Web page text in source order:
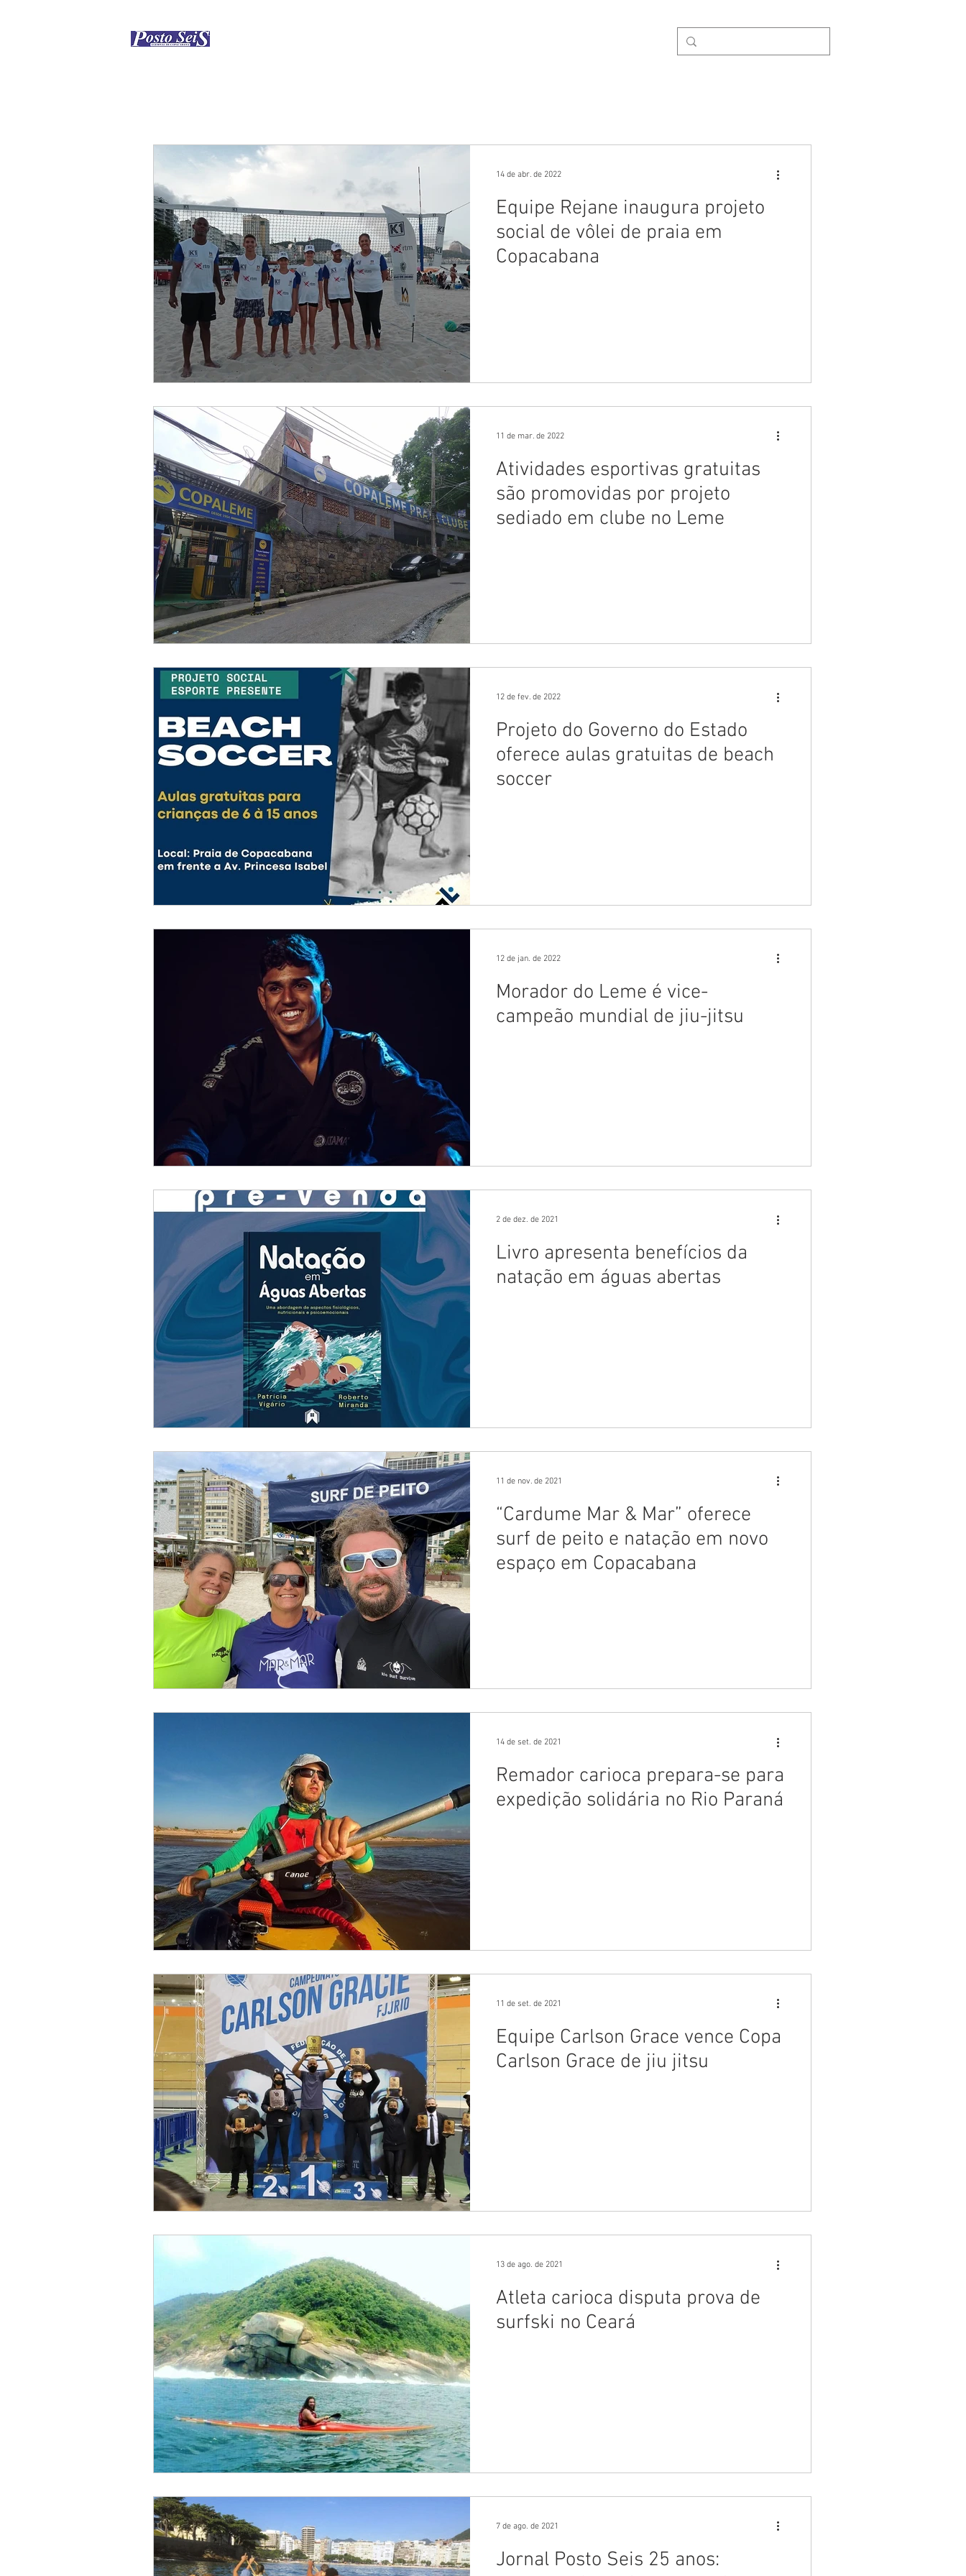
Equipe Rejane inaugura projeto
social de vôlei de praia em
Copacabana
14 de abr. de 2022
Atividades esportivas gratuitas
são promovidas por projeto
sediado em clube no Leme
11 de mar. de 2022
Projeto do Governo do Estado
oferece aulas gratuitas de beach
soccer
12 de fev. de 2022
Morador do Leme é vice-
campeão mundial de jiu-jitsu
12 de jan. de 2022
Livro apresenta benefícios da
natação em águas abertas
2 de dez. de 2021
“Cardume Mar & Mar” oferece
surf de peito e natação em novo
espaço em Copacabana
11 de nov. de 2021
Remador carioca prepara-se para
expedição solidária no Rio Paraná
14 de set. de 2021
Equipe Carlson Grace vence Copa
Carlson Grace de jiu jitsu
11 de set. de 2021
Atleta carioca disputa prova de
surfski no Ceará
13 de ago. de 2021
Jornal Posto Seis 25 anos:
7 de ago. de 2021